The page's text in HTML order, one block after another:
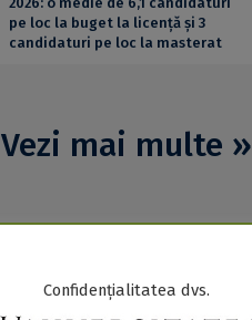
pe loc la buget la licență și 3
candidaturi pe loc la masterat
Vezi mai multe »
Confidențialitatea dvs.